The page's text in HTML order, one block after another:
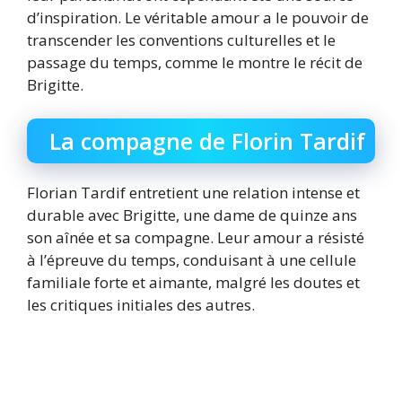
d’inspiration. Le véritable amour a le pouvoir de
transcender les conventions culturelles et le
passage du temps, comme le montre le récit de
Brigitte.
La compagne de Florin Tardif
Florian Tardif entretient une relation intense et
durable avec Brigitte, une dame de quinze ans
son aînée et sa compagne. Leur amour a résisté
à l’épreuve du temps, conduisant à une cellule
familiale forte et aimante, malgré les doutes et
les critiques initiales des autres.